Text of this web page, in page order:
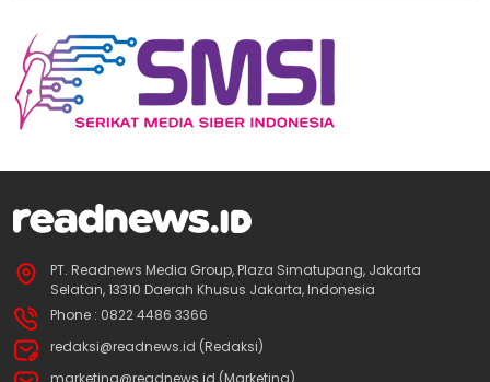
PT. Readnews Media Group, Plaza Simatupang, Jakarta
Selatan, 13310 Daerah Khusus Jakarta, Indonesia
Phone : 0822 4486 3366
redaksi@readnews.id (Redaksi)
marketing@readnews.id (Marketing)